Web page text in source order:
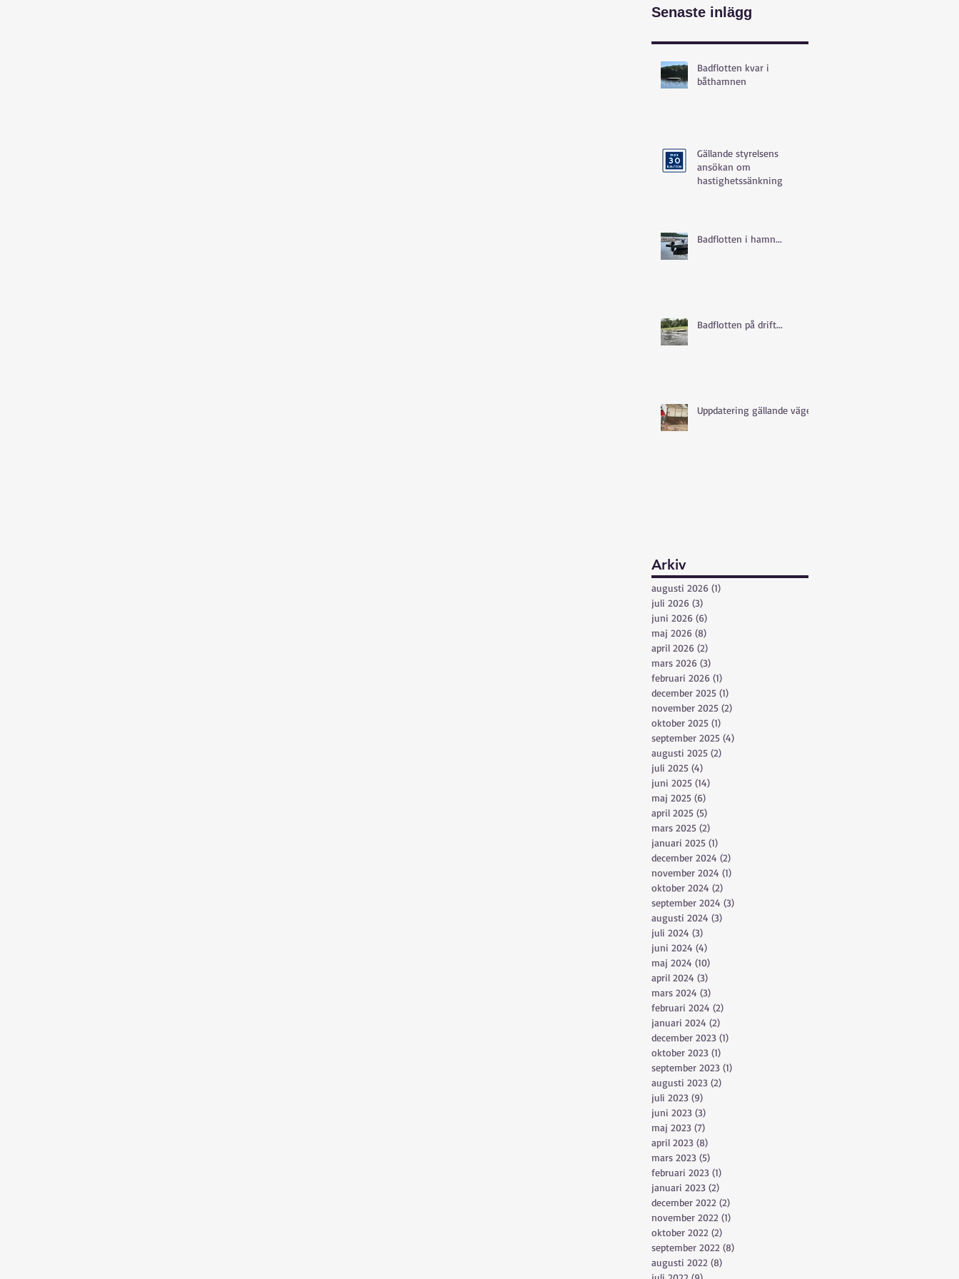
Senaste inlägg
Badflotten kvar i
båthamnen
Gällande styrelsens
ansökan om
hastighetssänkning
Badflotten i hamn...
Badflotten på drift...
Uppdatering gällande vägen
Arkiv
augusti 2026 (1)
juli 2026 (3)
juni 2026 (6)
maj 2026 (8)
april 2026 (2)
mars 2026 (3)
februari 2026 (1)
december 2025 (1)
november 2025 (2)
oktober 2025 (1)
september 2025 (4)
augusti 2025 (2)
juli 2025 (4)
juni 2025 (14)
maj 2025 (6)
april 2025 (5)
mars 2025 (2)
januari 2025 (1)
december 2024 (2)
november 2024 (1)
oktober 2024 (2)
september 2024 (3)
augusti 2024 (3)
juli 2024 (3)
juni 2024 (4)
maj 2024 (10)
april 2024 (3)
mars 2024 (3)
februari 2024 (2)
januari 2024 (2)
december 2023 (1)
oktober 2023 (1)
september 2023 (1)
augusti 2023 (2)
juli 2023 (9)
juni 2023 (3)
maj 2023 (7)
april 2023 (8)
mars 2023 (5)
februari 2023 (1)
januari 2023 (2)
december 2022 (2)
november 2022 (1)
oktober 2022 (2)
september 2022 (8)
augusti 2022 (8)